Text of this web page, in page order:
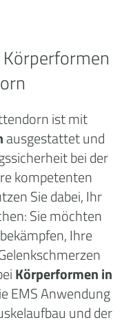
ist mit
ausgestattet und
bei der
kompetenten
Sie dabei, Ihr
Sie möchten
Ihre
Körperformen in
EMS Anwendung
und der